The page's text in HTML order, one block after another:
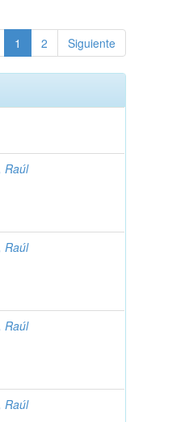
1 2 Siguiente
Raúl
Raúl
Raúl
Raúl